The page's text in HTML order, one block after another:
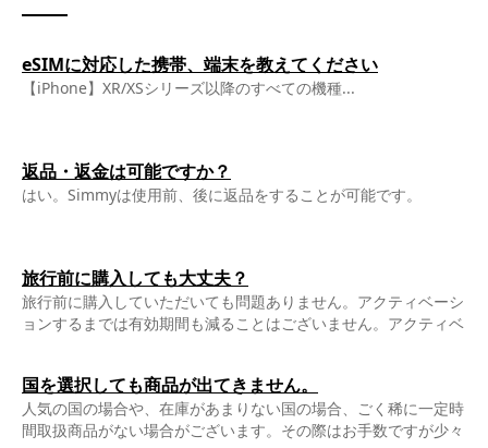
eSIMに対応した携帯、端末を教えてください
【iPhone】XR/XSシリーズ以降のすべての機種...
返品・返金は可能ですか？
はい。Simmyは使用前、後に返品をすることが可能です。
旅行前に購入しても大丈夫？
旅行前に購入していただいても問題ありません。アクティベーシ
ョンするまでは有効期間も減ることはございません。アクティベ
国を選択しても商品が出てきません。
人気の国の場合や、在庫があまりない国の場合、ごく稀に一定時
間取扱商品がない場合がございます。その際はお手数ですが少々